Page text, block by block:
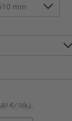
€ / Stk.)